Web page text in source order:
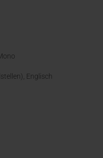
Englisch